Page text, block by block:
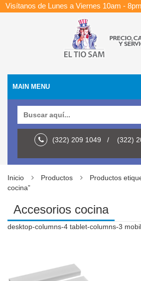
Visítanos de Lunes a Viernes 10am -
MAIN MENU
(322) 209 1049 / (322)
Inicio Productos
Productos
cocina”
Accesorios cocina
desktop-columns-4 tablet-columns-3